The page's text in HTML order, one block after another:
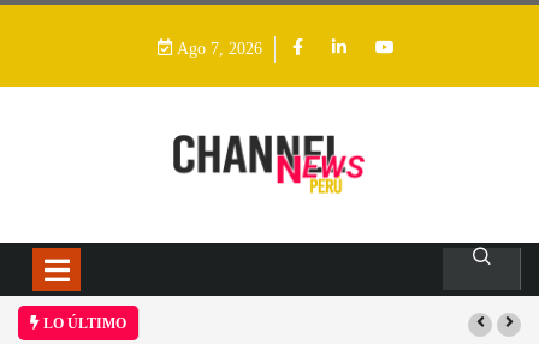
Ago 7, 2026
LO ÚLTIMO